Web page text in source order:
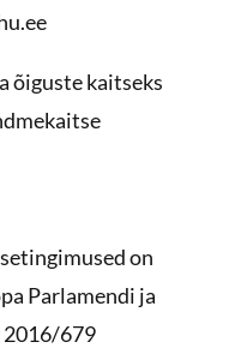
õiguste kaitseks
on
Parlamendi ja
2016/679